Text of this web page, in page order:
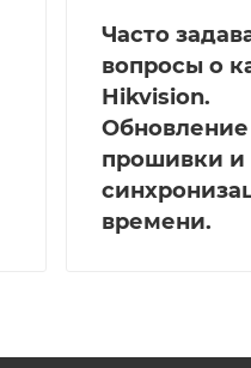
Часто
вопросы о
Hikvision.
Обновление
прошивки и
времени.